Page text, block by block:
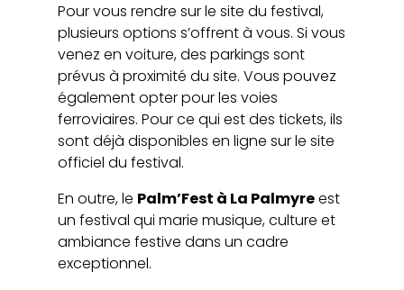
Pour vous rendre sur le site du festival,
plusieurs options s’offrent à vous. Si vous
venez en voiture, des parkings sont
prévus à proximité du site. Vous pouvez
également opter pour les voies
ferroviaires. Pour ce qui est des tickets, ils
sont déjà disponibles en ligne sur le site
officiel du festival.
En outre, le Palm’Fest à La Palmyreest
un festival qui marie musique, culture et
ambiance festive dans un cadre
exceptionnel.